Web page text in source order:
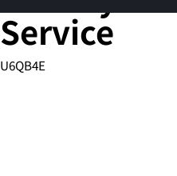
Service
U6QB4E